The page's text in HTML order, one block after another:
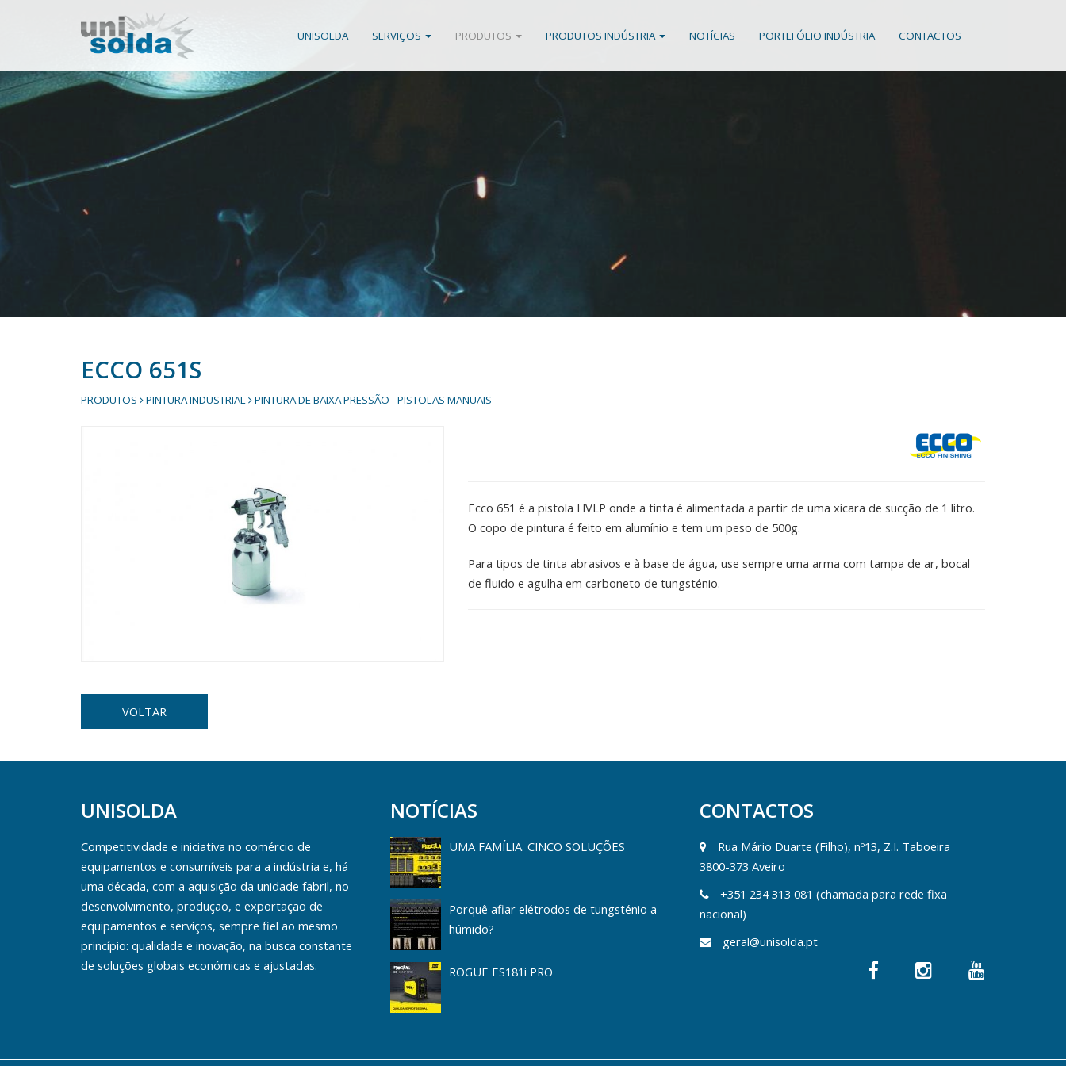
UNISOLDA SERVIÇOS PRODUTOS PRODUTOS INDÚSTRIA NOTÍCIAS PORTEFÓLIO INDÚSTRIA CONTACTOS
ECCO 651S
PRODUTOS PINTURA INDUSTRIAL PINTURA DE BAIXA PRESSÃO - PISTOLAS MANUAIS
Ecco 651 é a pistola HVLP onde a tinta é alimentada a partir de uma xícara de sucção de 1 litro.
O copo de pintura é feito em alumínio e tem um peso de 500g.
Para tipos de tinta abrasivos e à base de água, use sempre uma arma com tampa de ar, bocal
de fluido e agulha em carboneto de tungsténio.
VOLTAR
UNISOLDA
Competitividade e iniciativa no comércio de
equipamentos e consumíveis para a indústria e, há
uma década, com a aquisição da unidade fabril, no
desenvolvimento, produção, e exportação de
equipamentos e serviços, sempre fiel ao mesmo
princípio: qualidade e inovação, na busca constante
de soluções globais económicas e ajustadas.
NOTÍCIAS
UMA FAMÍLIA. CINCO SOLUÇÕES
Porquê afiar elétrodos de tungsténio a
húmido?
ROGUE ES181i PRO
CONTACTOS
Rua Mário Duarte (Filho), nº13, Z.I. Taboeira
3800-373 Aveiro
+351 234 313 081 (chamada para rede fixa
nacional)
geral@unisolda.pt